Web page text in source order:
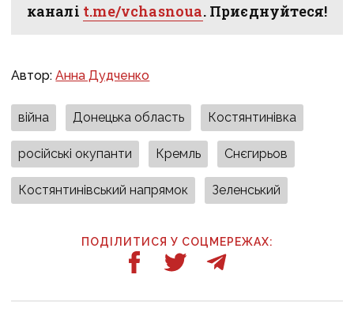
каналі t.me/vchasnoua. Приєднуйтеся!
Автор:Анна Дудченко
війна Донецька область Костянтинівка
російські окупанти Кремль Снєгирьов
Костянтинівський напрямок Зеленський
ПОДІЛИТИСЯ У СОЦМЕРЕЖАХ: